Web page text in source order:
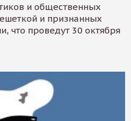
и общественных
и признанных
что проведут 30 октября